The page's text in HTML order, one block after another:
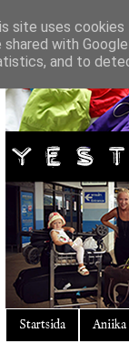
Startsida
site uses
shared with
and to